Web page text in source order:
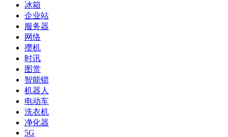
冰箱
企业站
服务器
网络
攒机
时讯
图赏
智能锁
机器人
电动车
洗衣机
净化器
5G